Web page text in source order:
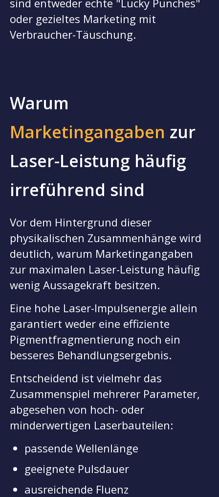
sind entweder echte "Lucky Punches"
oder gezieltes Marketing mit
Verbraucher-Täuschung.
Warum
Marketingangaben zur
Laser-Leistung häufig
irreführend sind
Vor dem Hintergrund dieser
physikalischen Zusammenhänge wird
deutlich, warum Marketingangaben
zur maximalen Laser-Leistung häufig
wenig Aussagekraft besitzen.
Eine hohe Laser-Impulsenergie allein
garantiert weder eine effiziente
Pigmentfragmentierung noch ein
besseres Behandlungsergebnis.
Entscheidend ist vielmehr das
Zusammenspiel mehrerer Parameter,
abgesehen von hoch- oder
minderwertigen Laserbauteilen:
passende Wellenlänge
geeignete Pulsdauer
ausreichende Fluenz